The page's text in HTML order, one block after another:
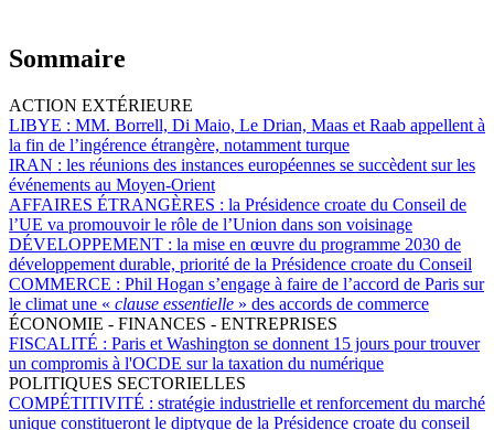
Sommaire
ACTION EXTÉRIEURE
LIBYE : MM. Borrell, Di Maio, Le Drian, Maas et Raab appellent à
la fin de l’ingérence étrangère, notamment turque
IRAN : les réunions des instances européennes se succèdent sur les
événements au Moyen-Orient
AFFAIRES ÉTRANGÈRES : la Présidence croate du Conseil de
l’UE va promouvoir le rôle de l’Union dans son voisinage
DÉVELOPPEMENT : la mise en œuvre du programme 2030 de
développement durable, priorité de la Présidence croate du Conseil
COMMERCE : Phil Hogan s’engage à faire de l’accord de Paris sur
le climat une « clause essentielle » des accords de commerce
ÉCONOMIE - FINANCES - ENTREPRISES
FISCALITÉ : Paris et Washington se donnent 15 jours pour trouver
un compromis à l'OCDE sur la taxation du numérique
POLITIQUES SECTORIELLES
COMPÉTITIVITÉ : stratégie industrielle et renforcement du marché
unique constitueront le diptyque de la Présidence croate du conseil